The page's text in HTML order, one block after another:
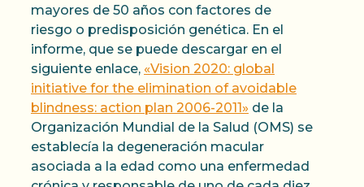
mayores de 50 años con factores de
riesgo o predisposición genética. En el
informe, que se puede descargar en el
siguiente enlace, «Vision 2020: global
initiative for the elimination of avoidable
blindness: action plan 2006-2011» de la
Organización Mundial de la Salud (OMS) se
establecía la degeneración macular
asociada a la edad como una enfermedad